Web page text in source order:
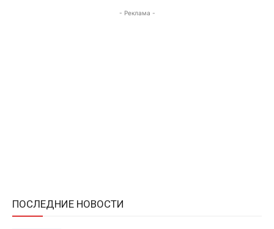
- Реклама -
ПОСЛЕДНИЕ НОВОСТИ